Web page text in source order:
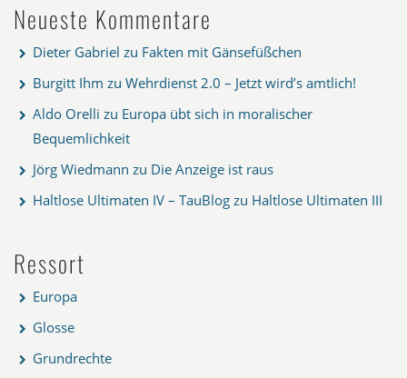
Neueste Kommentare
Dieter Gabriel zu Fakten mit Gänsefüßchen
Burgitt Ihm zu Wehrdienst 2.0 – Jetzt wird’s amtlich!
Aldo Orelli zu Europa übt sich in moralischer
Bequemlichkeit
Jörg Wiedmann zu Die Anzeige ist raus
Haltlose Ultimaten IV – TauBlog zu Haltlose Ultimaten III
Ressort
Europa
Glosse
Grundrechte